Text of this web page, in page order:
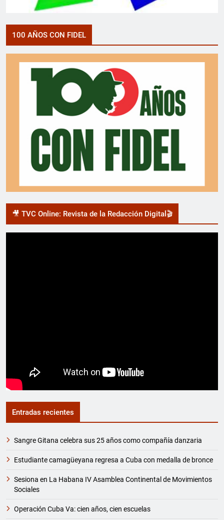
100 AÑOS CON FIDEL
🎥 TVC Online: Revista de la Redacción Digital🎬
Entradas recientes
Sangre Gitana celebra sus 25 años como compañía danzaria
Estudiante camagüeyana regresa a Cuba con medalla de bronce
Sesiona en La Habana IV Asamblea Continental de Movimientos
Sociales
Operación Cuba Va: cien años, cien escuelas